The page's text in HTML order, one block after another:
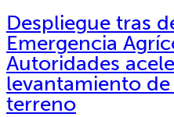
Despliegue tras
Emergencia
Autoridades
levantamiento
terreno